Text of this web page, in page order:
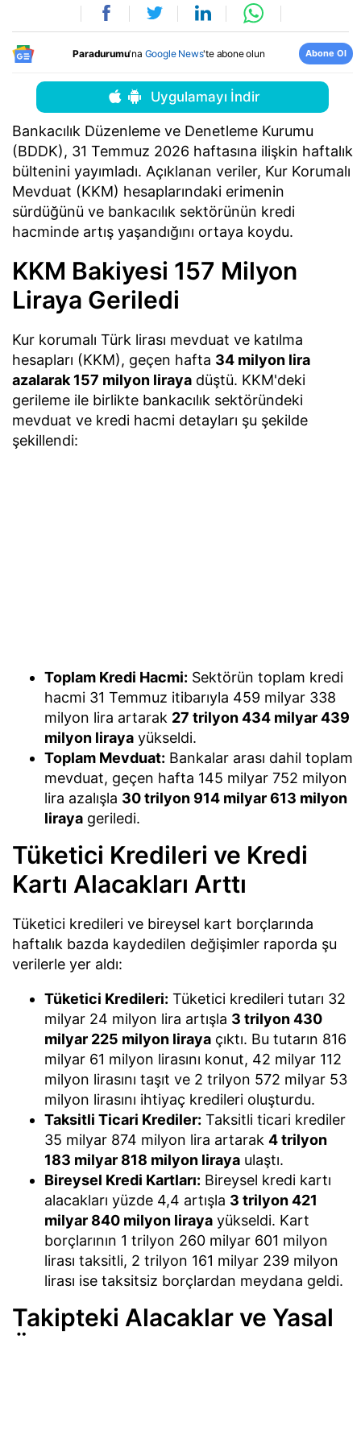
Paradurumu'na Google News'te abone olun Abone Ol
Uygulamayı İndir
Bankacılık Düzenleme ve Denetleme Kurumu
(BDDK), 31 Temmuz 2026 haftasına ilişkin haftalık
bültenini yayımladı. Açıklanan veriler, Kur Korumalı
Mevduat (KKM) hesaplarındaki erimenin
sürdüğünü ve bankacılık sektörünün kredi
hacminde artış yaşandığını ortaya koydu.
KKM Bakiyesi 157 Milyon
Liraya Geriledi
Kur korumalı Türk lirası mevduat ve katılma
hesapları (KKM), geçen hafta 34 milyon lira
azalarak 157 milyon liraya düştü. KKM'deki
gerileme ile birlikte bankacılık sektöründeki
mevduat ve kredi hacmi detayları şu şekilde
şekillendi:
Toplam Kredi Hacmi: Sektörün toplam kredi
hacmi 31 Temmuz itibarıyla 459 milyar 338
milyon lira artarak 27 trilyon 434 milyar 439
milyon liraya yükseldi.
Toplam Mevduat: Bankalar arası dahil toplam
mevduat, geçen hafta 145 milyar 752 milyon
lira azalışla 30 trilyon 914 milyar 613 milyon
liraya geriledi.
Tüketici Kredileri ve Kredi
Kartı Alacakları Arttı
Tüketici kredileri ve bireysel kart borçlarında
haftalık bazda kaydedilen değişimler raporda şu
verilerle yer aldı:
Tüketici Kredileri: Tüketici kredileri tutarı 32
milyar 24 milyon lira artışla 3 trilyon 430
milyar 225 milyon liraya çıktı. Bu tutarın 816
milyar 61 milyon lirasını konut, 42 milyar 112
milyon lirasını taşıt ve 2 trilyon 572 milyar 53
milyon lirasını ihtiyaç kredileri oluşturdu.
Taksitli Ticari Krediler: Taksitli ticari krediler
35 milyar 874 milyon lira artarak 4 trilyon
183 milyar 818 milyon liraya ulaştı.
Bireysel Kredi Kartları: Bireysel kredi kartı
alacakları yüzde 4,4 artışla 3 trilyon 421
milyar 840 milyon liraya yükseldi. Kart
borçlarının 1 trilyon 260 milyar 601 milyon
lirası taksitli, 2 trilyon 161 milyar 239 milyon
lirası ise taksitsiz borçlardan meydana geldi.
Takipteki Alacaklar ve Yasal